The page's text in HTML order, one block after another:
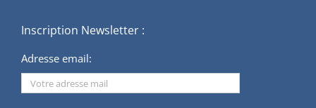
Inscription Newsletter :
Adresse email: